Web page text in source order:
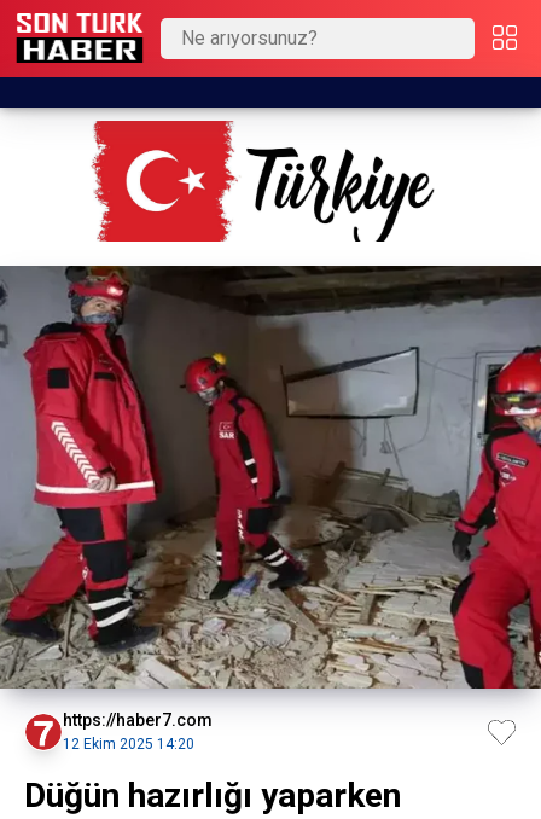
https://haber7.com
12 Ekim 2025 14:20
Düğün hazırlığı yaparken